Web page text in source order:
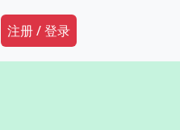
Secondary Menu
注册 / 登录